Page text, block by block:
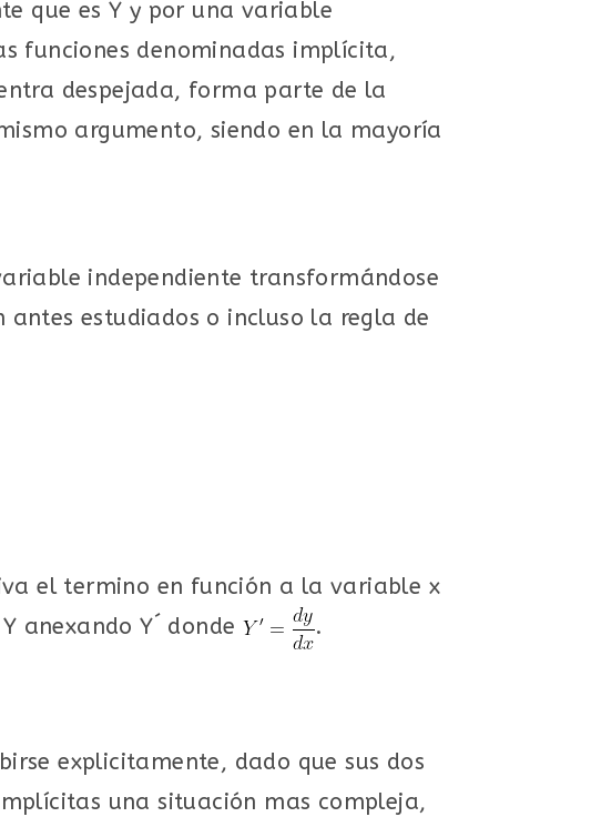
que es Y y por una variable
funciones denominadas implícita,
despejada, forma parte de la
argumento, siendo en la mayoría
independiente transformándose
estudiados o incluso la regla de
el termino en función a la variable x
anexando Y´ donde
.
explicitamente, dado que sus dos
una situación mas compleja,